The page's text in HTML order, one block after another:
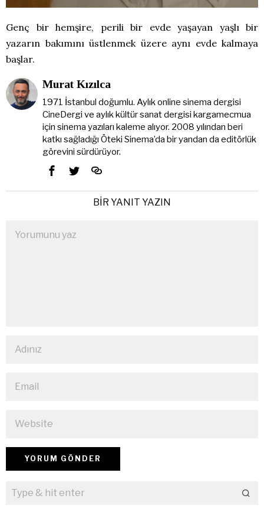
Genç bir hemşire, perili bir evde yaşayan yaşlı bir
yazarın bakımını üstlenmek üzere aynı evde kalmaya
başlar.
Murat Kızılca
1971 İstanbul doğumlu. Aylık online sinema dergisi
CineDergi ve aylık kültür sanat dergisi kargamecmua
için sinema yazıları kaleme alıyor. 2008 yılından beri
katkı sağladığı Öteki Sinema’da bir yandan da editörlük
görevini sürdürüyor.
BIR YANIT YAZIN